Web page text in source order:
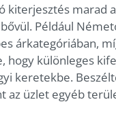
marad
Például
árkategóriában,
hogy különleges
keretekbe.
az üzlet egyéb